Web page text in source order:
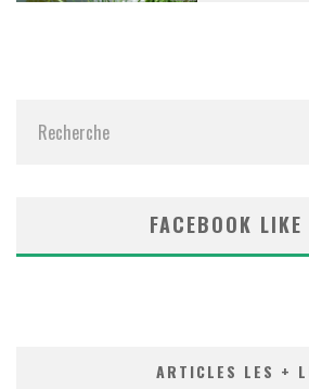
FACEBOOK LIKE
ARTICLES LES +